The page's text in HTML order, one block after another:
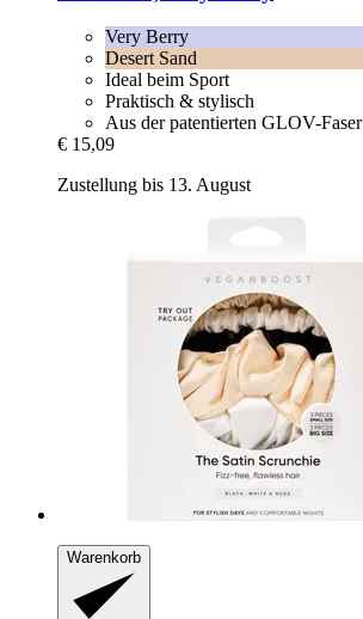
Very Berry
Desert Sand
Ideal beim Sport
Praktisch & stylisch
Aus der patentierten GLOV-Faser
€ 15,09
Zustellung bis 13. August
Warenkorb